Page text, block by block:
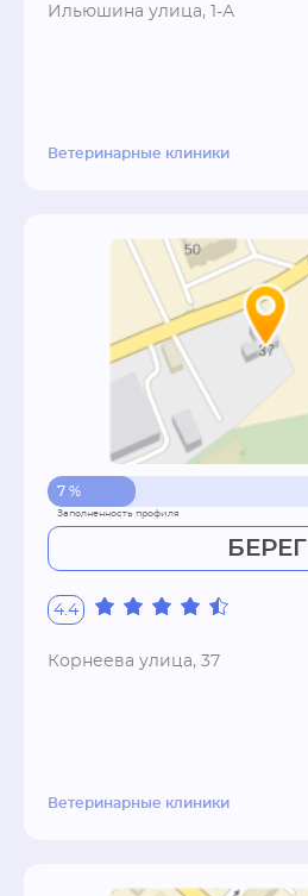
Ильюшина улица, 1-А
Ветеринарные клиники
7 %
БЕРЕГ
4.4
Корнеева улица, 37
Ветеринарные клиники